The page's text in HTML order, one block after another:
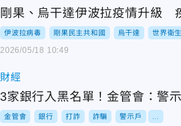
剛果、烏干達伊波拉疫情升級
伊波拉病毒 剛果民主共和國 烏干達 世界衛
2026/05/18 10:49
財經
3家銀行入黑名單！金管會：警
金管會 銀行 打詐 詐騙 警示戶